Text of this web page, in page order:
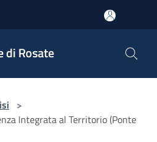
di Rosate
>
Integrata al Territorio (Ponte